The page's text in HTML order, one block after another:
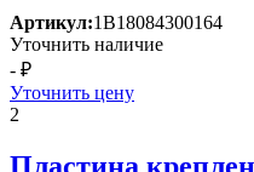
Артикул:1В18084300164
Уточнить наличие
- ₽
Уточнить цену
2